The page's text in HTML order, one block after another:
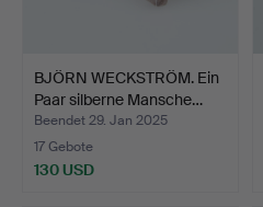
BJÖRN WECKSTRÖM. Ein
Paar silberne Mansche…
Beendet 29. Jan 2025
17 Gebote
130 USD